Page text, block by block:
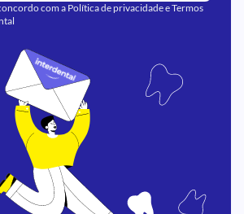
com a Política de privacidadeeTermos